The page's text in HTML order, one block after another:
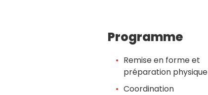
Programme
Remise en forme et
préparation physique
Coordination